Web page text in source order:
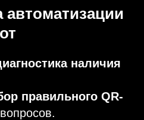
наличия
правильного QR-